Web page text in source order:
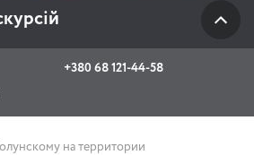
+380 68 121-44-58
WhatsApp
на территории